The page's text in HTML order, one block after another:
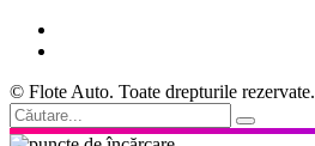
© Flote Auto. Toate drepturile rezervate.